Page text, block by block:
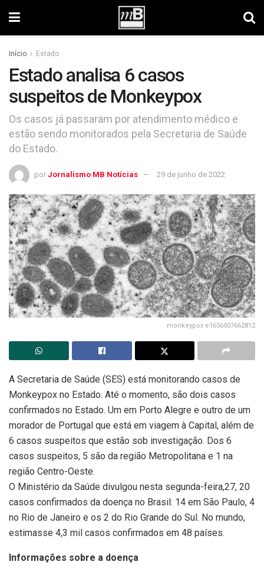
Início Estado
Estado analisa 6 casos
suspeitos de Monkeypox
Os casos já passaram por atendimento médico e
estão sendo monitorados pela Secretaria de Saúde
do Estado.
por Jornalismo MB Notícias 29 de junho de 2022
monkeypox e1656507662812
A Secretaria de Saúde (SES) está monitorando casos de
Monkeypox no Estado. Até o momento, são dois casos
confirmados no Estado. Um em Porto Alegre e outro de um
morador de Portugal que está em viagem à Capital, além de
6 casos suspeitos que estão sob investigação. Dos 6
casos suspeitos, 5 são da região Metropolitana e 1 na
região Centro-Oeste.
O Ministério da Saúde divulgou nesta segunda-feira,27, 20
casos confirmados da doença no Brasil: 14 em São Paulo, 4
no Rio de Janeiro e os 2 do Rio Grande do Sul. No mundo,
estimasse 4,3 mil casos confirmados em 48 países.
Informações sobre a doença